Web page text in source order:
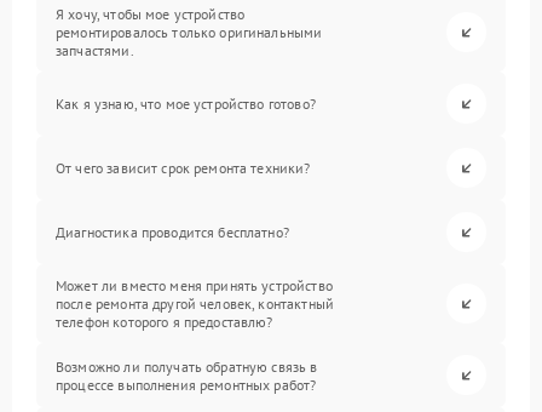
Я хочу, чтобы мое устройство
ремонтировалось только оригинальными
запчастями.
Как я узнаю, что мое устройство готово?
От чего зависит срок ремонта техники?
Диагностика проводится бесплатно?
Может ли вместо меня принять устройство
после ремонта другой человек, контактный
телефон которого я предоставлю?
Возможно ли получать обратную связь в
процессе выполнения ремонтных работ?